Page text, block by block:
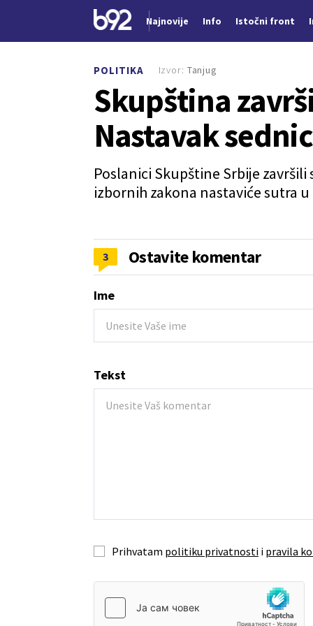
Najnovije Info Istočni front
POLITIKA
Skupština
Nastavak
Poslanici Skupštine Srbije
izbornih zakona nastaviće sutra u
Izvor: Tanjug
3 Ostavite komentar
Ime
Tekst
Prihvatam politiku privatnosti i pravila